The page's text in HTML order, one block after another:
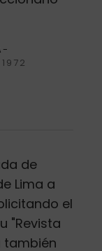
1972
de
Lima a
el
"Revista
también